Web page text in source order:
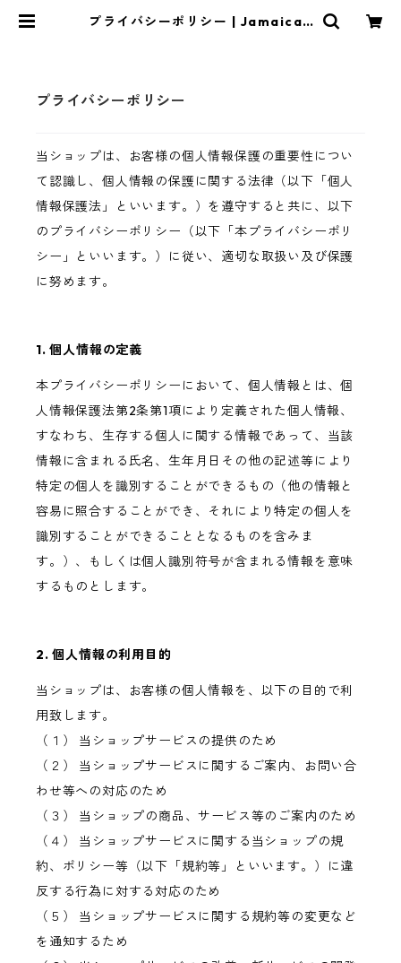
プライバシーポリシー | Jamaican
プライバシーポリシー
当ショップは、お客様の個人情報保護の重要性につい
て認識し、個人情報の保護に関する法律（以下「個人
情報保護法」といいます。）を遵守すると共に、以下
のプライバシーポリシー（以下「本プライバシーポリ
シー」といいます。）に従い、適切な取扱い及び保護
に努めます。
1. 個人情報の定義
本プライバシーポリシーにおいて、個人情報とは、個
人情報保護法第2条第1項により定義された個人情報、
すなわち、生存する個人に関する情報であって、当該
情報に含まれる氏名、生年月日その他の記述等により
特定の個人を識別することができるもの（他の情報と
容易に照合することができ、それにより特定の個人を
識別することができることとなるものを含みま
す。）、もしくは個人識別符号が含まれる情報を意味
するものとします。
2. 個人情報の利用目的
当ショップは、お客様の個人情報を、以下の目的で利
用致します。
（１） 当ショップサービスの提供のため
（２） 当ショップサービスに関するご案内、お問い合
わせ等への対応のため
（３） 当ショップの商品、サービス等のご案内のため
（４） 当ショップサービスに関する当ショップの規
約、ポリシー等（以下「規約等」といいます。）に違
反する行為に対する対応のため
（５） 当ショップサービスに関する規約等の変更など
を通知するため